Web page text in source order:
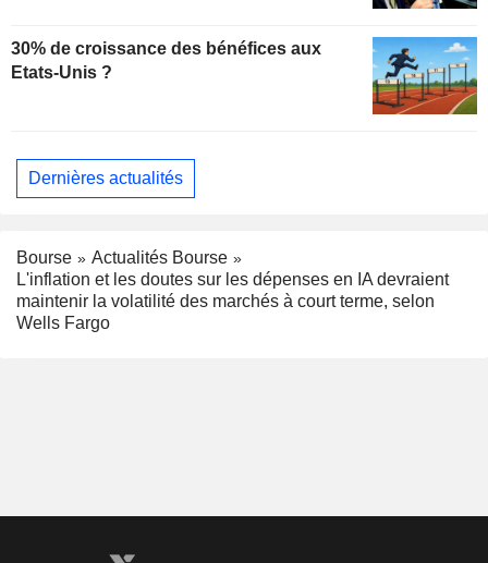
30% de croissance des bénéfices aux
Etats-Unis ?
Dernières actualités
Bourse
Actualités Bourse
L'inflation et les doutes sur les dépenses en IA devraient
maintenir la volatilité des marchés à court terme, selon
Wells Fargo